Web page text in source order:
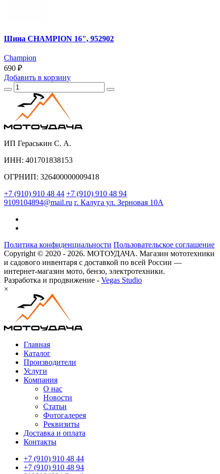
Шина CHAMPION 16", 952902
Champion
690 ₽
Добавить в корзину
ИП Гераськин С. А.
ИНН: 401701838153
ОГРНИП: 326400000009418
+7 (910) 910 48 44 +7 (910) 910 48 94
9109104894@mail.ru г. Калуга ул. Зерновая 10А
Политика конфиденциальности Пользовательское соглашение
Copyright © 2020 - 2026. МОТОУДАЧА. Магазин мототехники
и садового инвентаря с доставкой по всей России —
интернет-магазин мото, бензо, электротехники.
Разработка и продвижение - Vegas Studio
×
Главная
Каталог
Производители
Услуги
Компания
О нас
Новости
Статьи
Фотогалерея
Реквизиты
Доставка и оплата
Контакты
+7 (910) 910 48 44
+7 (910) 910 48 94